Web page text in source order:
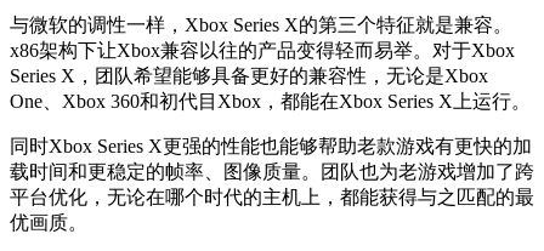
与微软的调性一样，Xbox Series X的第三个特征就是兼容。
x86架构下让Xbox兼容以往的产品变得轻而易举。对于Xbox
Series X，团队希望能够具备更好的兼容性，无论是Xbox
One、Xbox 360和初代目Xbox，都能在Xbox Series X上运行。
同时Xbox Series X更强的性能也能够帮助老款游戏有更快的加
载时间和更稳定的帧率、图像质量。团队也为老游戏增加了跨
平台优化，无论在哪个时代的主机上，都能获得与之匹配的最
优画质。